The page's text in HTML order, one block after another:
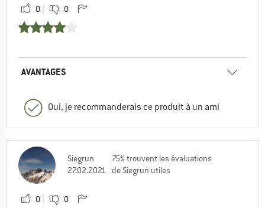
0 0
AVANTAGES
Oui, je recommanderais ce produit à un ami
Siegrun
27.02.2021
75% trouvent les évaluations
de Siegrun utiles
0 0